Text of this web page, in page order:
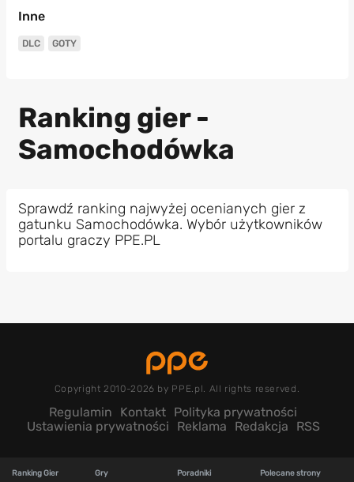
Inne
DLC GOTY
Ranking gier -
Samochodówka
Sprawdź ranking najwyżej ocenianych gier z
gatunku Samochodówka. Wybór użytkowników
portalu graczy PPE.PL
Copyright 2010-2026 by PPE.pl. All rights reserved.
Regulamin Kontakt Polityka prywatności
Ustawienia prywatności
Reklama Redakcja RSS
Ranking Gier Gry Poradniki Polecane strony